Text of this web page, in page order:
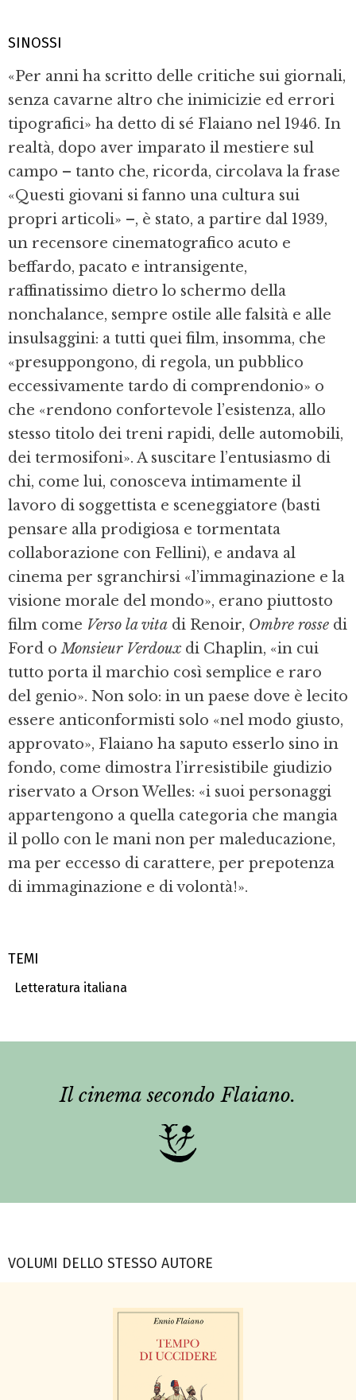
TEMI
Letteratura italiana
SINOSSI
«Per anni ha scritto delle critiche sui giornali,
senza cavarne altro che inimicizie ed errori
tipografici» ha detto di sé Flaiano nel 1946. In
realtà, dopo aver imparato il mestiere sul
campo – tanto che, ricorda, circolava la frase
«Questi giovani si fanno una cultura sui
propri articoli» –, è stato, a partire dal 1939,
un recensore cinematografico acuto e
beffardo, pacato e intransigente,
raffinatissimo dietro lo schermo della
nonchalance, sempre ostile alle falsità e alle
insulsaggini: a tutti quei film, insomma, che
«presuppongono, di regola, un pubblico
eccessivamente tardo di comprendonio» o
che «rendono confortevole l’esistenza, allo
stesso titolo dei treni rapidi, delle automobili,
dei termosifoni». A suscitare l’entusiasmo di
chi, come lui, conosceva intimamente il
lavoro di soggettista e sceneggiatore (basti
pensare alla prodigiosa e tormentata
collaborazione con Fellini), e andava al
cinema per sgranchirsi «l’immaginazione e la
visione morale del mondo», erano piuttosto
film come Verso la vita di Renoir, Ombre rosse di
Ford oMonsieur Verdouxdi Chaplin, «in cui
tutto porta il marchio così semplice e raro
del genio». Non solo: in un paese dove è lecito
essere anticonformisti solo «nel modo giusto,
approvato», Flaiano ha saputo esserlo sino in
fondo, come dimostra l’irresistibile giudizio
riservato a Orson Welles: «i suoi personaggi
appartengono a quella categoria che mangia
il pollo con le mani non per maleducazione,
ma per eccesso di carattere, per prepotenza
di immaginazione e di volontà!».
Il cinema secondo Flaiano.
VOLUMI DELLO STESSO AUTORE